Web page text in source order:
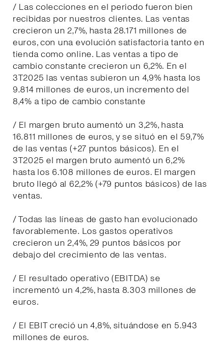
/ Las colecciones en el periodo fueron bien
recibidas por nuestros clientes. Las ventas
crecieron un 2,7%, hasta 28.171 millones de
euros, con una evolución satisfactoria tanto en
tienda como online. Las ventas a tipo de
cambio constante crecieron un 6,2%. En el
3T2025 las ventas subieron un 4,9% hasta los
9.814 millones de euros, un incremento del
8,4% a tipo de cambio constante
/ El margen bruto aumentó un 3,2%, hasta
16.811 millones de euros, y se situó en el 59,7%
de las ventas (+27 puntos básicos). En el
3T2025 el margen bruto aumentó un 6,2%
hasta los 6.108 millones de euros. El margen
bruto llegó al 62,2% (+79 puntos básicos) de las
ventas.
/ Todas las líneas de gasto han evolucionado
favorablemente. Los gastos operativos
crecieron un 2,4%, 29 puntos básicos por
debajo del crecimiento de las ventas.
/ El resultado operativo (EBITDA) se
incrementó un 4,2%, hasta 8.303 millones de
euros.
/ El EBIT creció un 4,8%, situándose en 5.943
millones de euros.